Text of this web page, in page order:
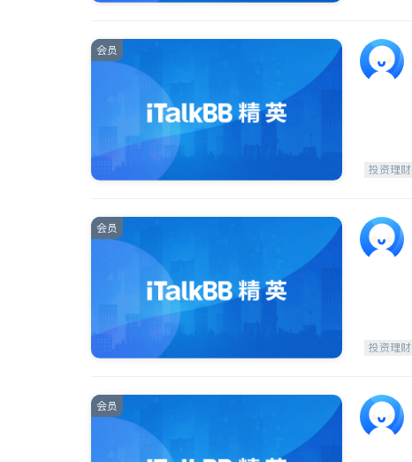
会员
投资理财
会员
投资理财
会员